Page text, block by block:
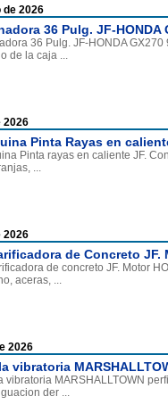
de 2026
36 Pulg. JF-
36 Pulg. JF-HONDA
de la caja ...
2026
Pinta Rayas en
Pinta rayas en caliente JF.
...
2026
de Concreto JF.
de concreto JF. Motor
aceras, ...
2026
vibratoria
vibratoria MARSHALLTOWN
der ...